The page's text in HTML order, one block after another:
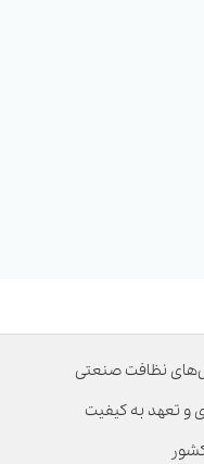
نظافت صنعتی
و تعهد به کیفیت